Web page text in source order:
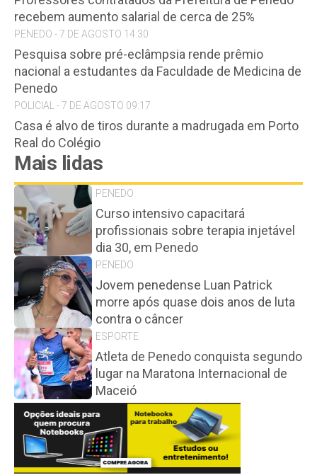
recebem aumento salarial de cerca de 25%
PENEDO - 7 DE AGOSTO 14:30
Pesquisa sobre pré-eclâmpsia rende prêmio
nacional a estudantes da Faculdade de Medicina de
Penedo
POLICIAL - 7 DE AGOSTO 09:17
Casa é alvo de tiros durante a madrugada em Porto
Real do Colégio
Mais lidas
PENEDO
Curso intensivo capacitará
profissionais sobre terapia injetável
dia 30, em Penedo
PENEDO
Jovem penedense Luan Patrick
morre após quase dois anos de luta
contra o câncer
ESPORTE
Atleta de Penedo conquista segundo
lugar na Maratona Internacional de
Maceió